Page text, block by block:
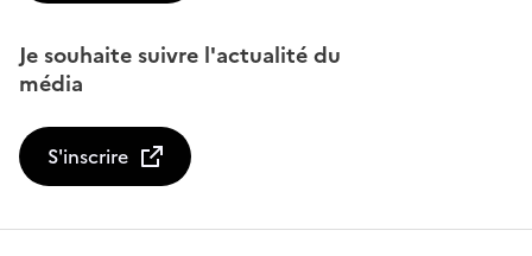
Je souhaite suivre l'actualité du
média
S'inscrire